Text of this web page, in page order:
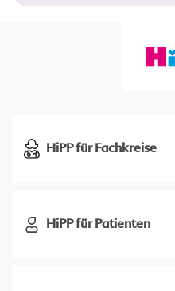
HiPP für Fachkreise
HiPP für Patienten